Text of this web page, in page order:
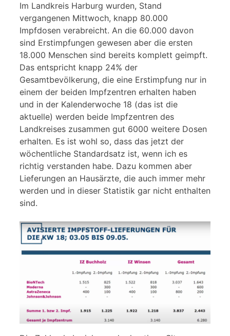
Im Landkreis Harburg wurden, Stand
vergangenen Mittwoch, knapp 80.000
Impfdosen verabreicht. An die 60.000 davon
sind Erstimpfungen gewesen aber die ersten
18.000 Menschen sind bereits komplett geimpft.
Das entspricht knapp 24% der
Gesamtbevölkerung, die eine Erstimpfung nur in
einem der beiden Impfzentren erhalten haben
und in der Kalenderwoche 18 (das ist die
aktuelle) werden beide Impfzentren des
Landkreises zusammen gut 6000 weitere Dosen
erhalten. Es ist wohl so, dass das jetzt der
wöchentliche Standardsatz ist, wenn ich es
richtig verstanden habe. Dazu kommen aber
Lieferungen an Hausärzte, die auch immer mehr
werden und in dieser Statistik gar nicht enthalten
sind.